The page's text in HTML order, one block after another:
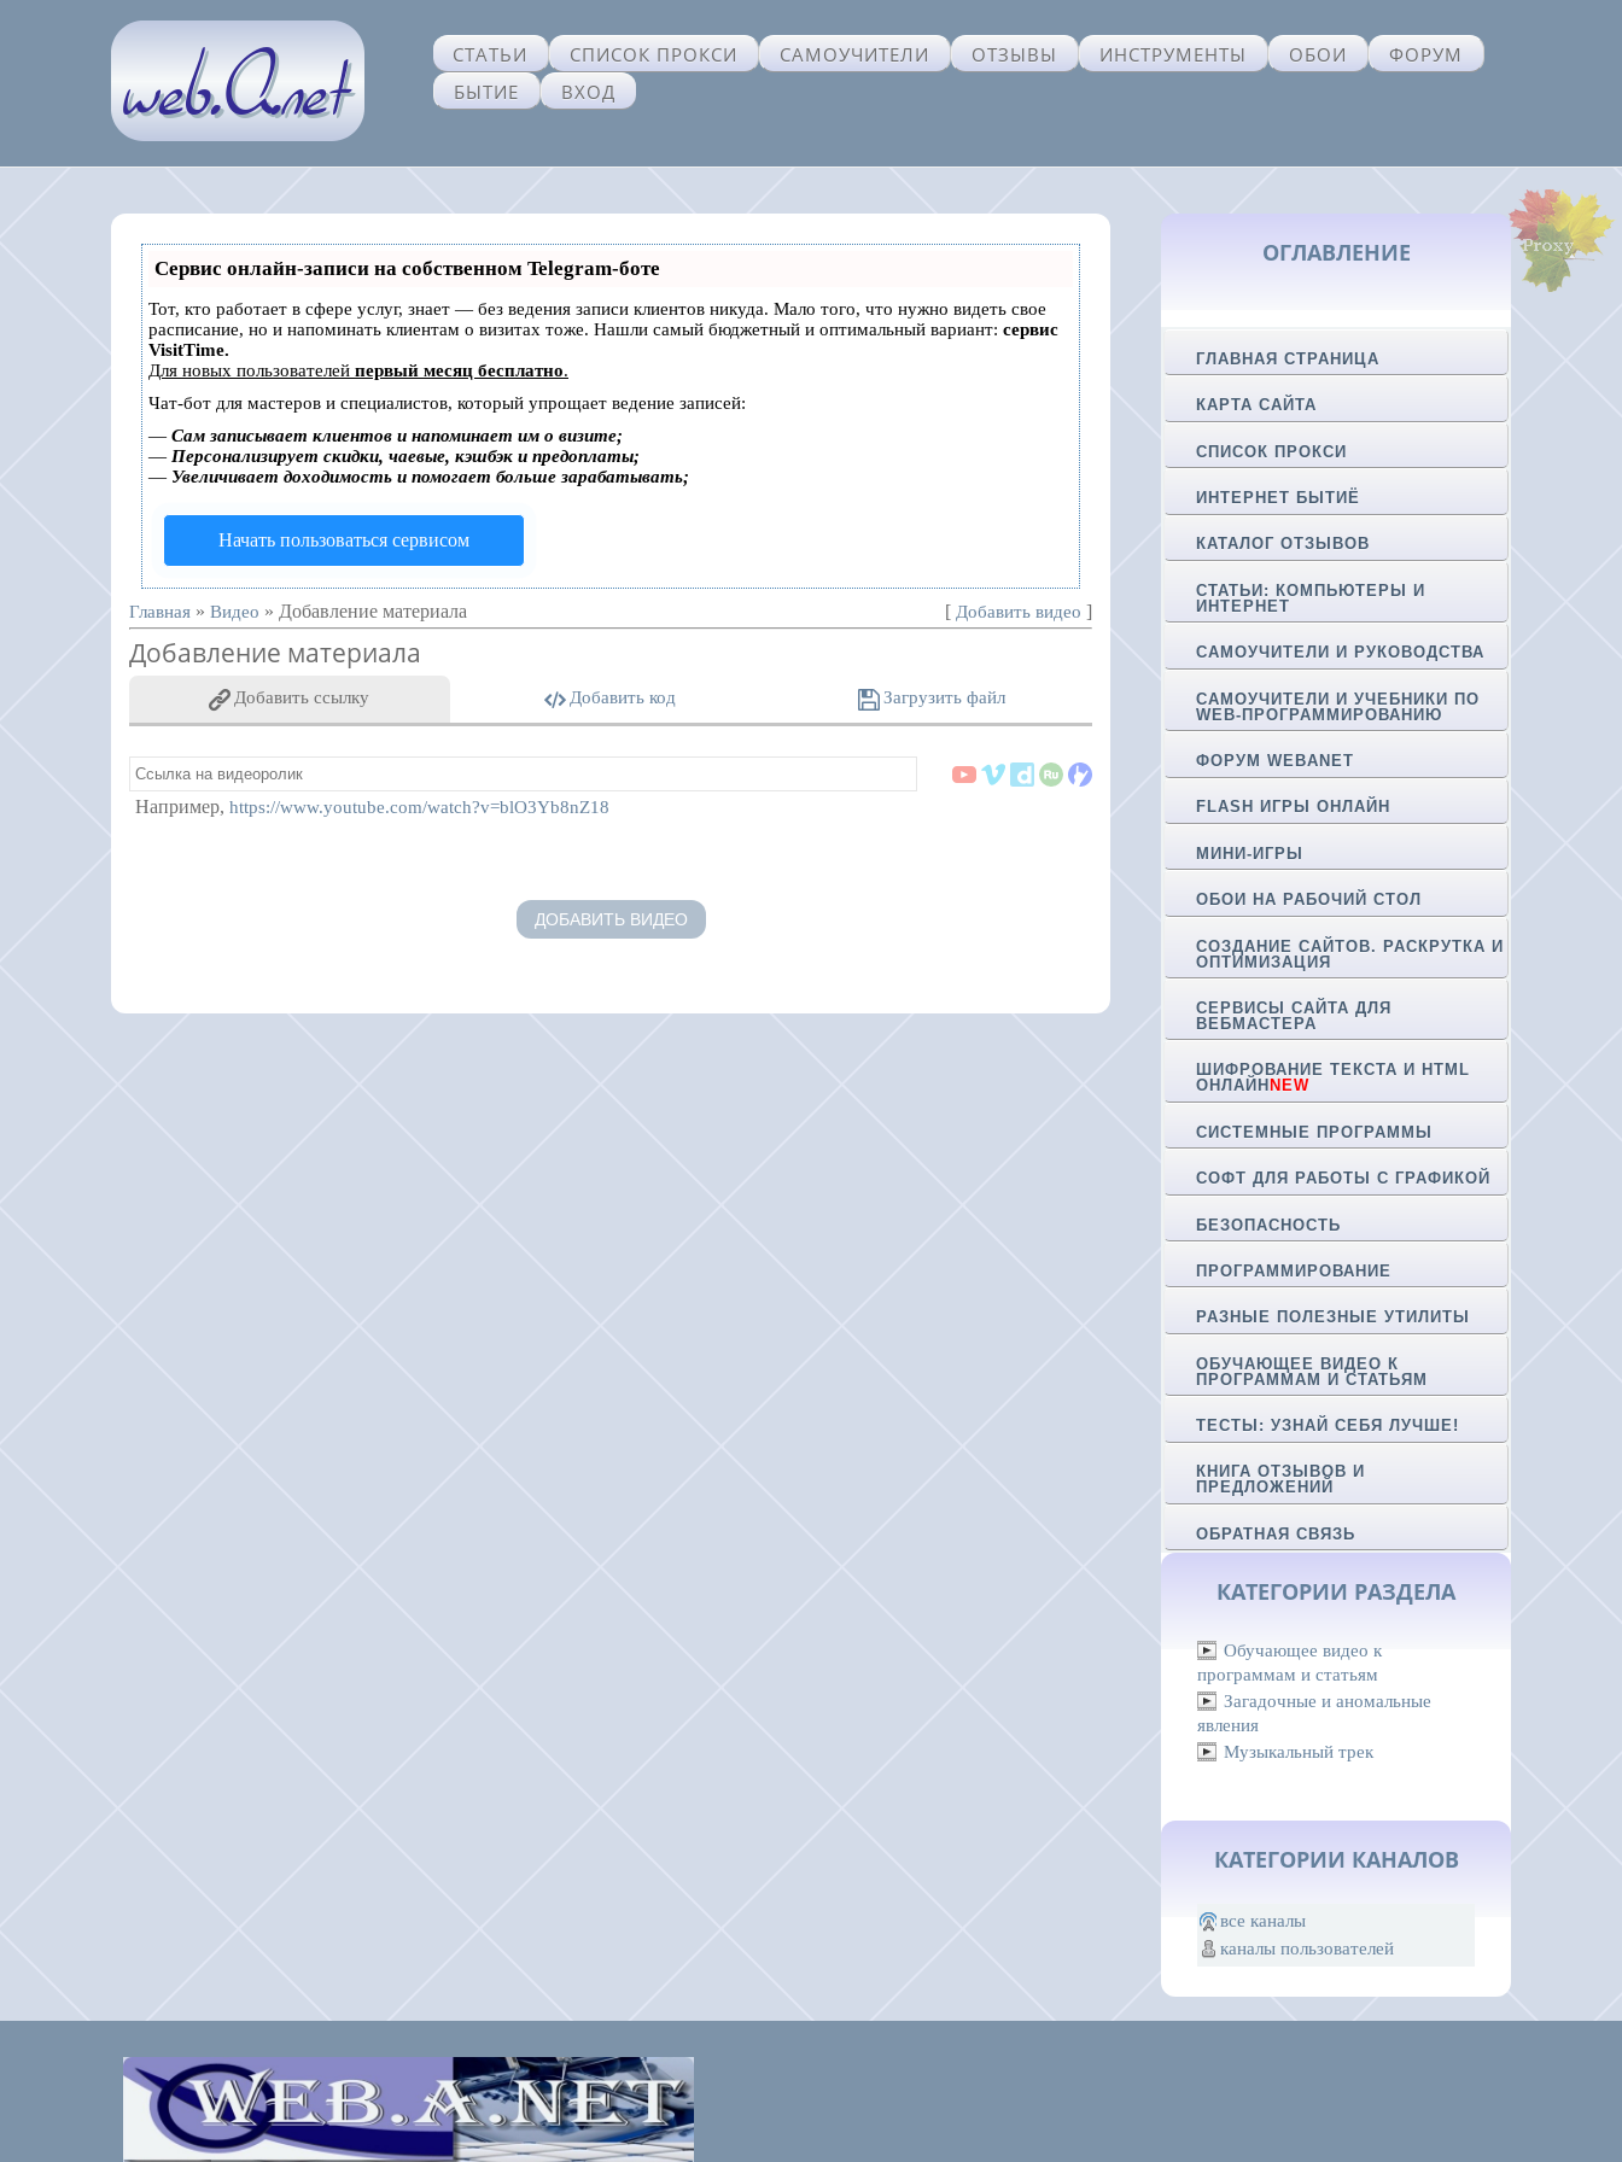
СТАТЬИ СПИСОК ПРОКСИ САМОУЧИТЕЛИ ОТЗЫВЫ ИНСТРУМЕНТЫ ОБОИ
ФОРУМ
БЫТИЕ
ВХОД
Сервис онлайн-записи на собственном Telegram-боте
Тот, кто работает в сфере услуг, знает — без ведения записи клиентов никуда. Мало того, что нужно видеть свое
расписание, но и напоминать клиентам о визитах тоже. Нашли самый бюджетный и оптимальный вариант: сервис
VisitTime.
Для новых пользователей первый месяц бесплатно.
Чат-бот для мастеров и специалистов, который упрощает ведение записей:
— Сам записывает клиентов и напоминает им о визите;
— Персонализирует скидки, чаевые, кэшбэк и предоплаты;
— Увеличивает доходимость и помогает больше зарабатывать;
Начать пользоваться сервисом
Главная » Видео » Добавление материала [ Добавить видео ]
Добавление материала
Добавить ссылку Добавить код Загрузить файл
Например, https://www.youtube.com/watch?v=blO3Yb8nZ18
ОГЛАВЛЕНИЕ
ГЛАВНАЯ СТРАНИЦА
КАРТА САЙТА
СПИСОК ПРОКСИ
ИНТЕРНЕТ БЫТИЁ
КАТАЛОГ ОТЗЫВОВ
СТАТЬИ: КОМПЬЮТЕРЫ И
ИНТЕРНЕТ
САМОУЧИТЕЛИ И РУКОВОДСТВА
САМОУЧИТЕЛИ И УЧЕБНИКИ ПО
WEB-ПРОГРАММИРОВАНИЮ
ФОРУМ WEBANET
FLASH ИГРЫ ОНЛАЙН
МИНИ-ИГРЫ
ОБОИ НА РАБОЧИЙ СТОЛ
СОЗДАНИЕ САЙТОВ. РАСКРУТКА И
ОПТИМИЗАЦИЯ
СЕРВИСЫ САЙТА ДЛЯ
ВЕБМАСТЕРА
ШИФРОВАНИЕ ТЕКСТА И HTML
ОНЛАЙН NEW
СИСТЕМНЫЕ ПРОГРАММЫ
СОФТ ДЛЯ РАБОТЫ С ГРАФИКОЙ
БЕЗОПАСНОСТЬ
ПРОГРАММИРОВАНИЕ
РАЗНЫЕ ПОЛЕЗНЫЕ УТИЛИТЫ
ОБУЧАЮЩЕЕ ВИДЕО К
ПРОГРАММАМ И СТАТЬЯМ
ТЕСТЫ: УЗНАЙ СЕБЯ ЛУЧШЕ!
КНИГА ОТЗЫВОВ И
ПРЕДЛОЖЕНИЙ
ОБРАТНАЯ СВЯЗЬ
КАТЕГОРИИ РАЗДЕЛА
Обучающее видео к
программам и статьям
Загадочные и аномальные
явления
Музыкальный трек
КАТЕГОРИИ КАНАЛОВ
все каналы
каналы пользователей